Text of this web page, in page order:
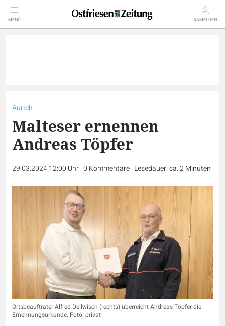
MENÜ ANMELDEN
Aurich
Malteser ernennen
Andreas Töpfer
29.03.2024 12:00 Uhr|0 Kommentare| Lesedauer: ca. 2 Minuten
Ortsbeauftrater Alfred Dellwisch (rechts) überreicht Andreas Töpfer die
Ernennungsurkunde. Foto: privat